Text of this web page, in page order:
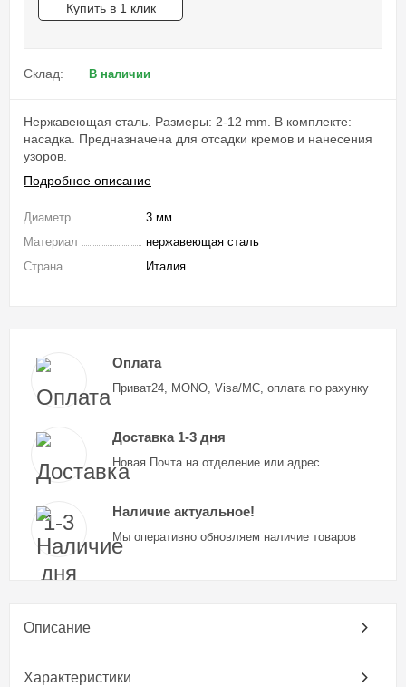
Купить в 1 клик
Склад: В наличии
Нержавеющая сталь. Размеры: 2-12 mm. В комплекте:
насадка. Предназначена для отсадки кремов и нанесения
узоров.
Подробное описание
Диаметр
3 мм
Материал
нержавеющая сталь
Страна
Италия
Оплата
Приват24, MONO, Visa/MC, оплата по рахунку
Доставка 1-3 дня
Новая Почта на отделение или адрес
Наличие актуальное!
Мы оперативно обновляем наличие товаров
Описание
Характеристики